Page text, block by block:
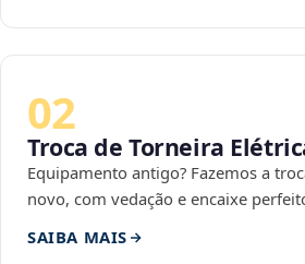
02
Troca de Torneira
Equipamento antigo? Fazemos a
novo, com vedação e encaixe
SAIBA MAIS